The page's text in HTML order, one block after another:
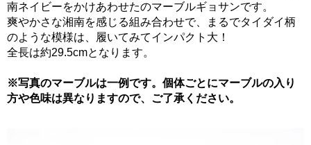
南ネイビーをかけあわせたのマーブルギョサンです。
爽やかさな湘南を感じる組み合わせで、まるでタイダイ柄
のような模様は、履いてみてインパクト大！
全長は約29.5cmとなります。
※写真のマーブルは一例です。個体ごとにマーブルの入り
方や色味は異なりますので、ご了承ください。